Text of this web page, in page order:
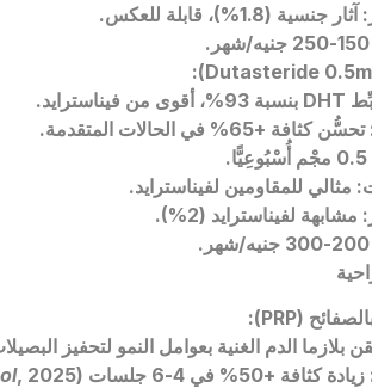
: آثار جنسية (1.8%)، قابلة للعكس
.
جنيه/شهر .
بنسبة 93% ، أقوى من فيناسترايد.
تحسُّن كثافة +65% في الحالات المتقدمة.
مجْم أُسْبُوعِيًّا.
: مثالي للمقاومين لفيناسترايد.
: مشابهة لفيناسترايد (2%).
جنيه/شهر .
(PRP):
بلازما الدم الغنية بعوامل النمو لتحفيز
زيادة كثافة +50% في 4-6 جلسات (
, 2025).